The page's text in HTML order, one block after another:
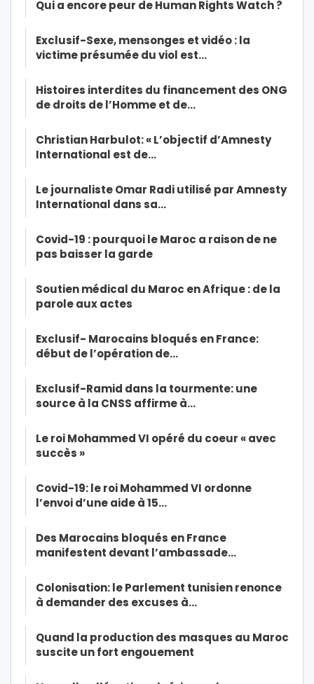
Qui a encore peur de Human Rights Watch ?
Exclusif-Sexe, mensonges et vidéo : la
victime présumée du viol est…
Histoires interdites du financement des ONG
de droits de l’Homme et de…
Christian Harbulot: « L’objectif d’Amnesty
International est de…
Le journaliste Omar Radi utilisé par Amnesty
International dans sa…
Covid-19 : pourquoi le Maroc a raison de ne
pas baisser la garde
Soutien médical du Maroc en Afrique : de la
parole aux actes
Exclusif- Marocains bloqués en France:
début de l’opération de…
Exclusif-Ramid dans la tourmente: une
source à la CNSS affirme à…
Le roi Mohammed VI opéré du coeur « avec
succès »
Covid-19: le roi Mohammed VI ordonne
l’envoi d’une aide à 15…
Des Marocains bloqués en France
manifestent devant l’ambassade…
Colonisation: le Parlement tunisien renonce
à demander des excuses à…
Quand la production des masques au Maroc
suscite un fort engouement